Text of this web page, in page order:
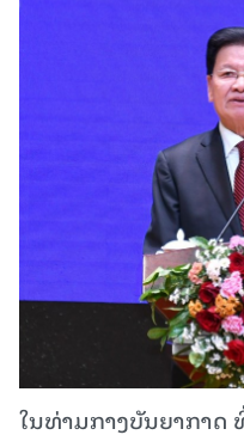
ໃນທ່າມກາງບັນຍາກາ